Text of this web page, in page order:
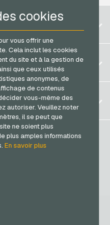
cookies
vous offrir une
Cela inclut les cookies
du site et à la gestion de
que ceux utilisés
anonymes, de
de contenus
vous-même des
autoriser. Veuillez noter
il se peut que
ne soient plus
plus amples informations
En savoir plus